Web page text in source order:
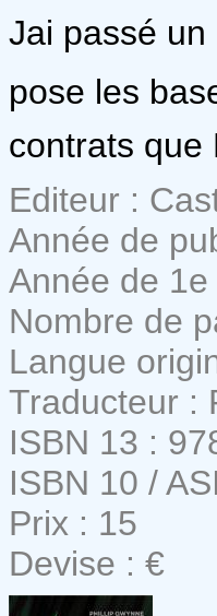
Jai passé
pose les
contrats que
Editeur :
Année de
Année de
Nombre de
Langue
Traducteur :
ISBN 13 :
ISBN 10 /
Prix : 15
Devise : €